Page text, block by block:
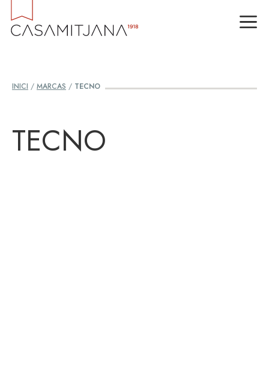
INICI / MARCAS / TECNO
TECNO